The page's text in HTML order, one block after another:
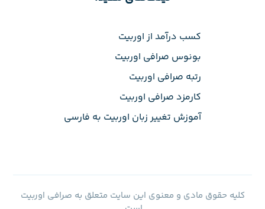
کسب درآمد از اوربیت
بونوس صرافی اوربیت
رتبه صرافی اوربیت
کارمزد صرافی اوربیت
آموزش تغییر زبان اوربیت به فارسی
کلیه حقوق مادی و معنوی این سایت متعلق به صرافی اوربیت